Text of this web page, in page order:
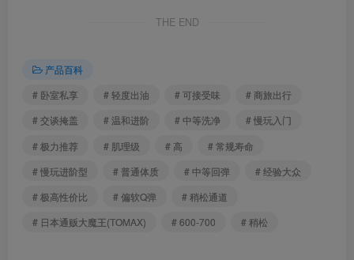
THE END
产品百科
# 卧室私享
# 轻度出油 # 可接受味
# 商旅出行
# 交谈掩盖
# 温和进阶 # 中等洗净
# 慢玩入门
# 极力推荐
# 肌理级 # 高
# 常规寿命
# 慢玩进阶型
# 普通体质 # 中等回弹
# 经验大众
# 极高性价比
# 偏软Q弹
# 稍松通道
# 日本通贩大魔王(TOMAX)
# 600-700 # 稍松